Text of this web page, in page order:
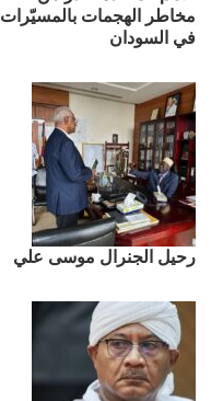
مخاطر الهجمات بالمسيّرات
في السودان
رحيل الجنرال موسى علي